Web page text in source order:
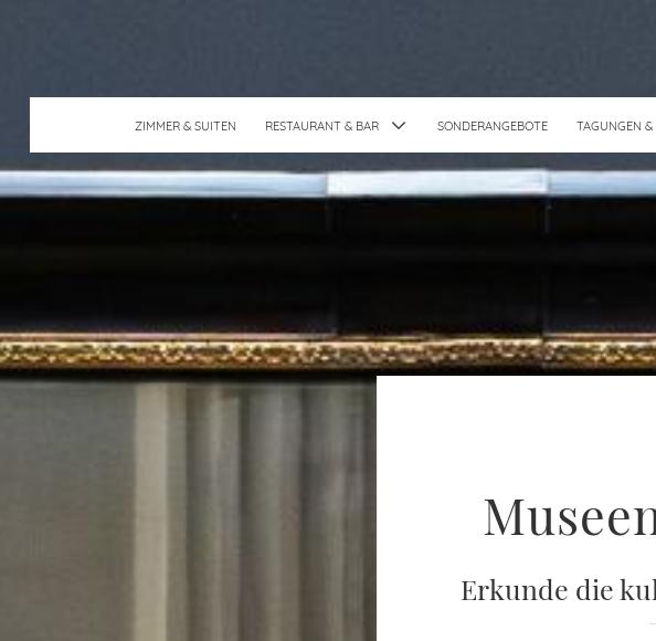
ZIMMER & SUITEN RESTAURANT & BAR SONDERANGEBOTE TAGUNGEN &
Erkunde die